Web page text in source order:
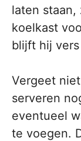
laten
koelkast
blijft hij
Vergeet
serveren
eventueel
te voegen.